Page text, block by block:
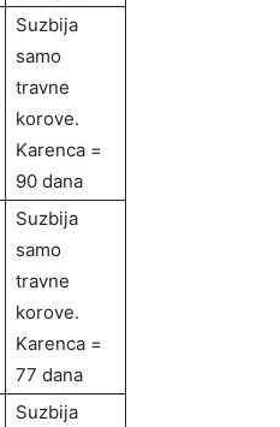
Suzbija
samo
travne
korove.
Karenca =
90 dana
Suzbija
samo
travne
korove.
Karenca =
77 dana
Suzbija